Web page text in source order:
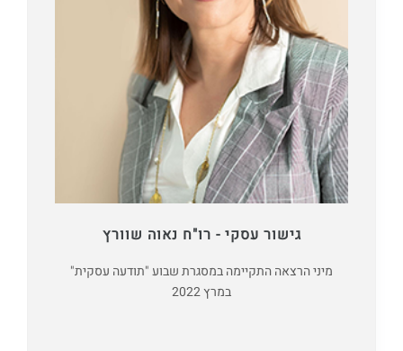
גישור עסקי - רו"ח נאוה שוורץ
מיני הרצאה התקיימה במסגרת שבוע "תודעה עסקית"
במרץ 2022